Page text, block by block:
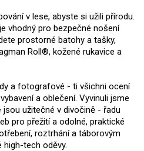
v lese, abyste si užili přírodu.
vhodný pro bezpečné nošení
prostorné batohy a tašky,
Roll®, kožené rukavice a
a fotografové - ti všichni ocení
a oblečení. Vyvinuli jsme
jsou užitečné v divočině - řadu
pro přežití a odolné, praktické
roztrhání a táborovým
high-tech oděvy.